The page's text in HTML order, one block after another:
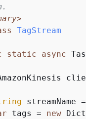
TagStream
static async
streamName =
tags = new